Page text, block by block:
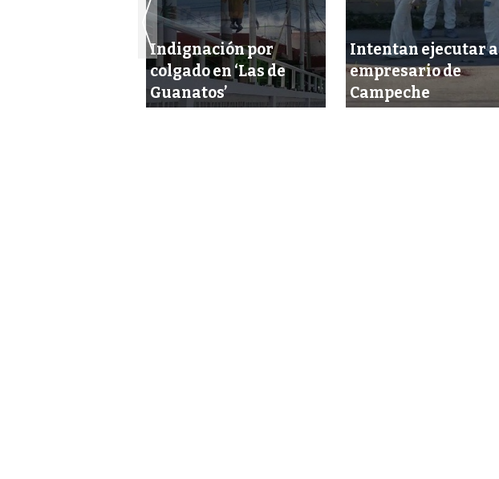
Indignación por
colgado en ‘Las de
Guanatos’
Intentan ejecutar a
empresario de
Campeche